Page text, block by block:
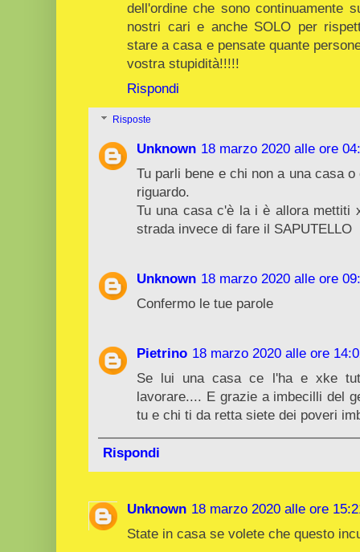
dell'ordine che sono continuamente
nostri cari e anche SOLO per
stare a casa e pensate quante
vostra stupidità!!!!!
Rispondi
Risposte
Unknown 18 marzo 2020 alle ore
Tu parli bene e chi non a una casa
riguardo.
Tu una casa c'è la i è allora mettiti
strada invece di fare il SAPUTELLO
Unknown 18 marzo 2020 alle ore
Confermo le tue parole
Pietrino 18 marzo 2020 alle ore
Se lui una casa ce l'ha e xke
lavorare.... E grazie a imbecilli del
tu e chi ti da retta siete dei poveri
Rispondi
Unknown 18 marzo 2020 alle ore
State in casa se volete che questo